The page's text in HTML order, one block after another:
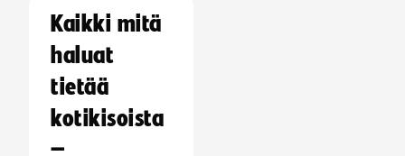
Kaikki mitä
haluat
tietää
kotikisoista
–